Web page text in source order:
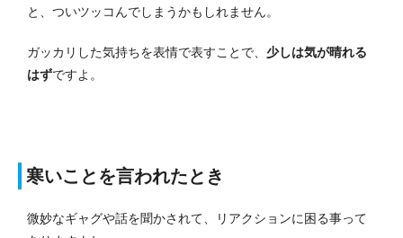
と、ついツッコんでしまうかもしれません。
ガッカリした気持ちを表情で表すことで、 少しは気が晴れる
はずですよ。
寒いことを言われたとき
微妙なギャグや話を聞かされて、リアクションに困る事って